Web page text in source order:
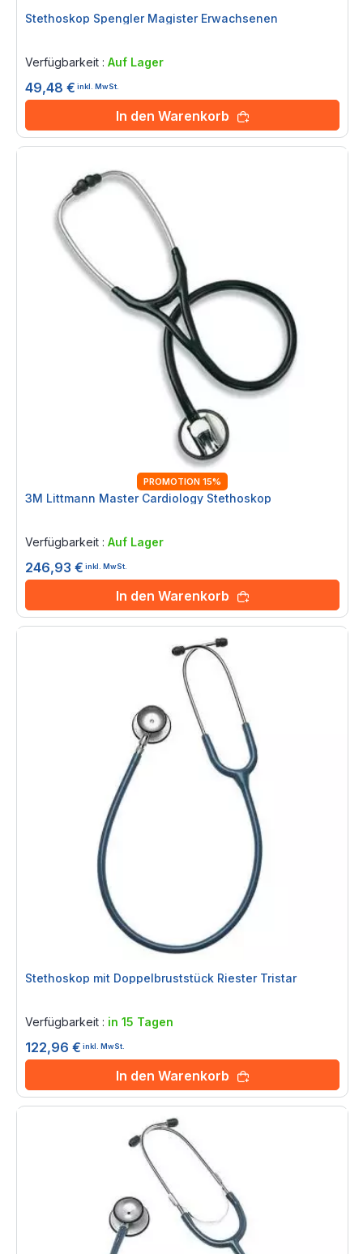
Stethoskop Spengler Magister Erwachsenen
Verfügbarkeit : Auf Lager
49,48 € inkl. MwSt.
In den Warenkorb
PROMOTION 15%
3M Littmann Master Cardiology Stethoskop
Verfügbarkeit : Auf Lager
246,93 € inkl. MwSt.
In den Warenkorb
Stethoskop mit Doppelbruststück Riester Tristar
Verfügbarkeit : in 15 Tagen
122,96 € inkl. MwSt.
In den Warenkorb